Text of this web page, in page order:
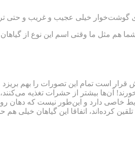
گوشت‌خوار خیلی عجیب و غریب و حتی
شما هم مثل ما وقتی اسم این نوع از
قرار است تمام این تصورات را بهم
آن‌ها بیشتر از حشرات تغذیه
خاصی دارد و این‌طور نیست که دهان
تلقین کرده‌اند، اتفاقا این گیاهان